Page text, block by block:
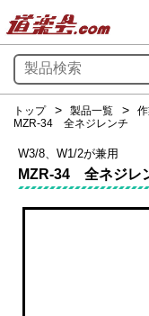
トップ 製品一覧
MZR-34 全ネジレンチ
W3/8、W1/2が兼用
MZR-34 全ネジレ